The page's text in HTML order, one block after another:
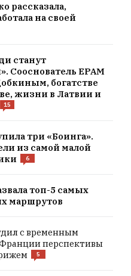
рассказала,
на своей
станут
Сооснователь EPAM
богатстве
жизни в Латвии и
15
три «Боинга».
из самой малой
6
топ-5 самых
маршрутов
с временным
перспективы
5